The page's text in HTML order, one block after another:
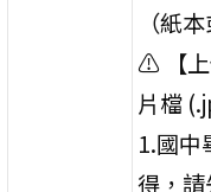
（紙
⚠️ 【上
片檔
1.國中
得，